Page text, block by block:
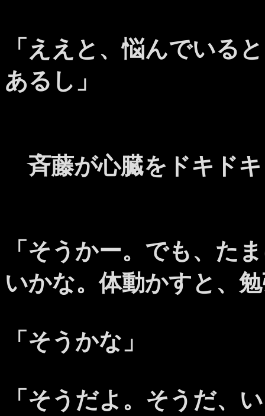
「ええと、悩んでいる
あるし」
斉藤が心臓をドキド
「そうかー。でも、た
いかな。体動かすと、
「そうかな」
「そうだよ。そうだ、